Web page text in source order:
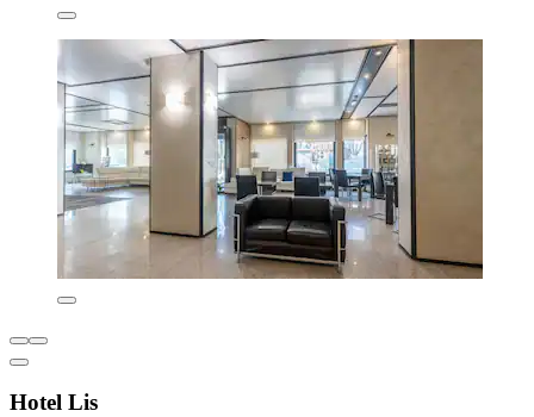
Hotel Lis